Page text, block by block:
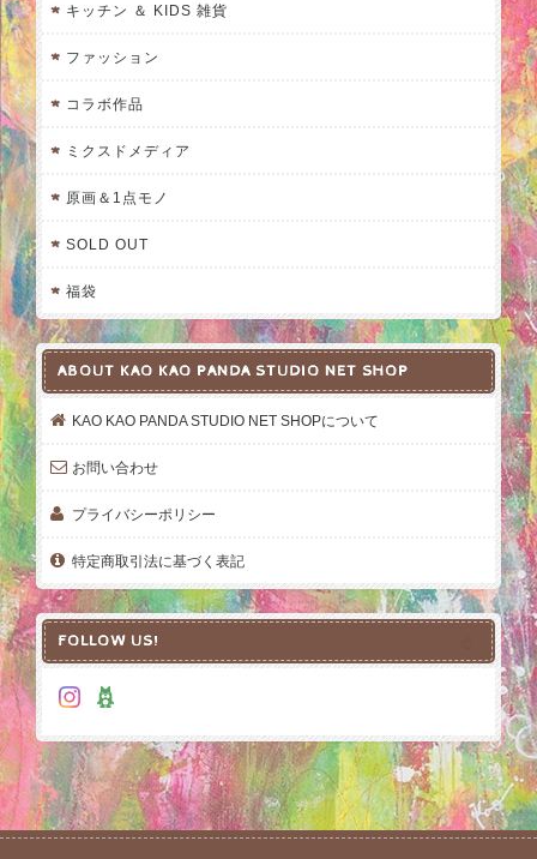
キッチン ＆ KIDS 雑貨
ファッション
コラボ作品
ミクスドメディア
原画＆1点モノ
SOLD OUT
福袋
ABOUT KAO KAO PANDA STUDIO NET SHOP
KAO KAO PANDA STUDIO NET SHOPについて
お問い合わせ
プライバシーポリシー
特定商取引法に基づく表記
FOLLOW US!